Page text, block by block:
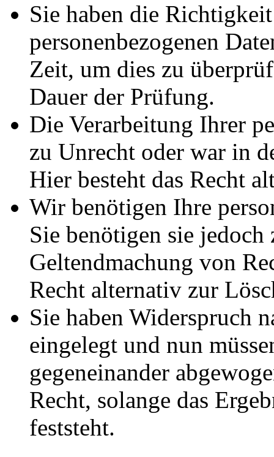
Sie haben die
personenbezogenen
Zeit, um dies zu
Dauer der Prüfung.
Die Verarbeitung Ihrer
zu Unrecht oder war in
Hier besteht das Recht
Wir benötigen Ihre
Sie benötigen sie
Geltendmachung von
Recht alternativ zur
Sie haben Widerspruch
eingelegt und nun
gegeneinander
Recht, solange das
feststeht.